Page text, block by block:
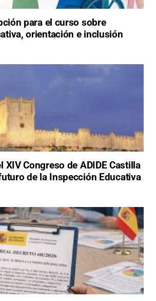
para el curso sobre
orientación e inclusión
XIV Congreso de ADIDE Castilla
de la Inspección Educativa